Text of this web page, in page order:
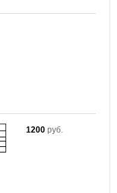
1200 руб.